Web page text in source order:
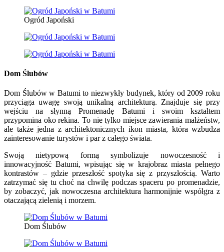
Ogród Japoński
Dom Ślubów
Dom Ślubów w Batumi to niezwykły budynek, który od 2009 roku
przyciąga uwagę swoją unikalną architekturą. Znajduje się przy
wejściu na słynną Promenadę Batumi i swoim kształtem
przypomina oko rekina. To nie tylko miejsce zawierania małżeństw,
ale także jedna z architektonicznych ikon miasta, która wzbudza
zainteresowanie turystów i par z całego świata.
Swoją nietypową formą symbolizuje nowoczesność i
innowacyjność Batumi, wpisując się w krajobraz miasta pełnego
kontrastów – gdzie przeszłość spotyka się z przyszłością. Warto
zatrzymać się tu choć na chwilę podczas spaceru po promenadzie,
by zobaczyć, jak nowoczesna architektura harmonijnie współgra z
otaczającą zielenią i morzem.
Dom Ślubów